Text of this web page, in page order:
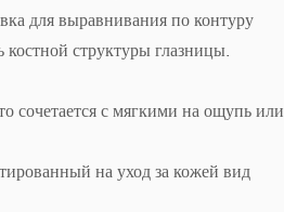
для выравнивания по контуру
структуры глазницы.
сочетается с мягкими на ощупь или
на уход за кожей вид